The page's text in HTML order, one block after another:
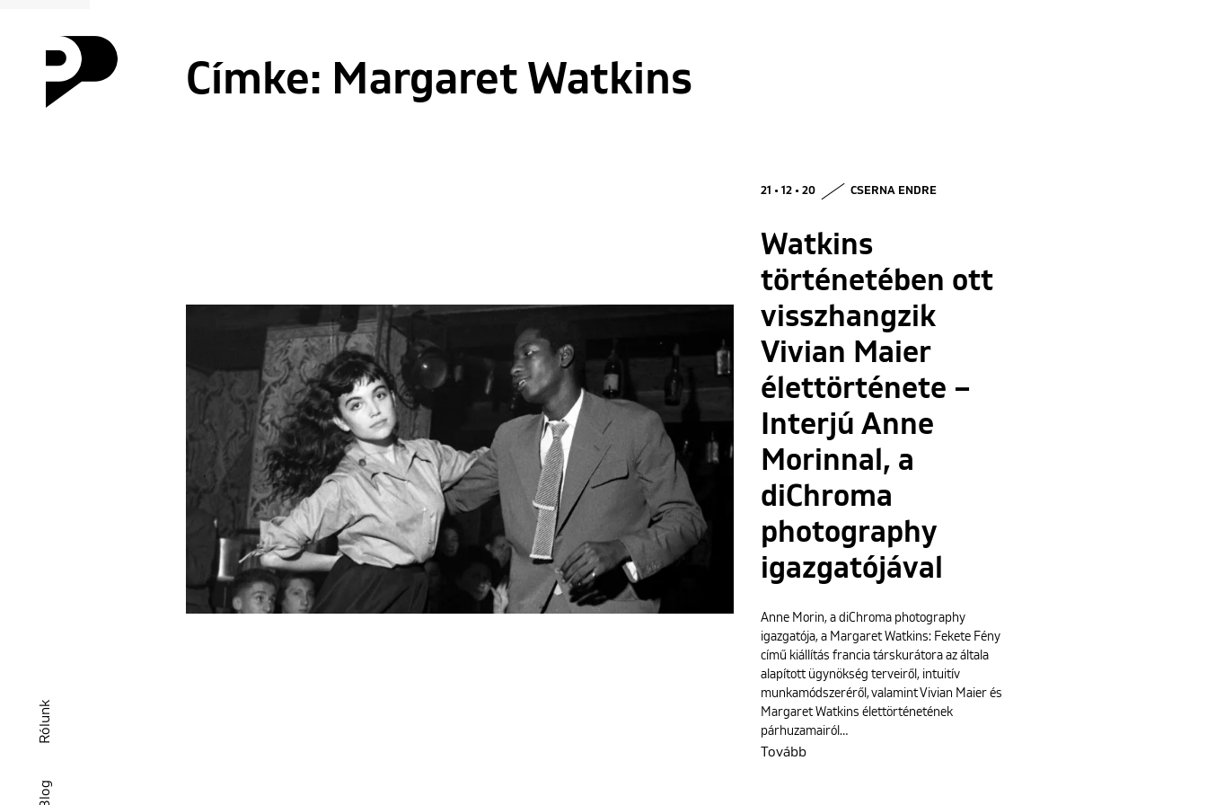
Blog
Rólunk
Címke: Margaret Watkins
21 • 12 • 20 CSERNA ENDRE
Watkins
történetében ott
visszhangzik
Vivian Maier
élettörténete –
Interjú Anne
Morinnal, a
diChroma
photography
igazgatójával
Anne Morin, a diChroma photography
igazgatója, a Margaret Watkins: Fekete Fény
című kiállítás francia társkurátora az általa
alapított ügynökség terveiről, intuitív
munkamódszeréről, valamint Vivian Maier és
Margaret Watkins élettörténetének
párhuzamairól…
Tovább